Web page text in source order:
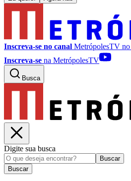
Inscreva-se no canal MetrópolesTV no
Inscreva-se na MetrópolesTV
Busca
Digite sua busca
Buscar
Buscar